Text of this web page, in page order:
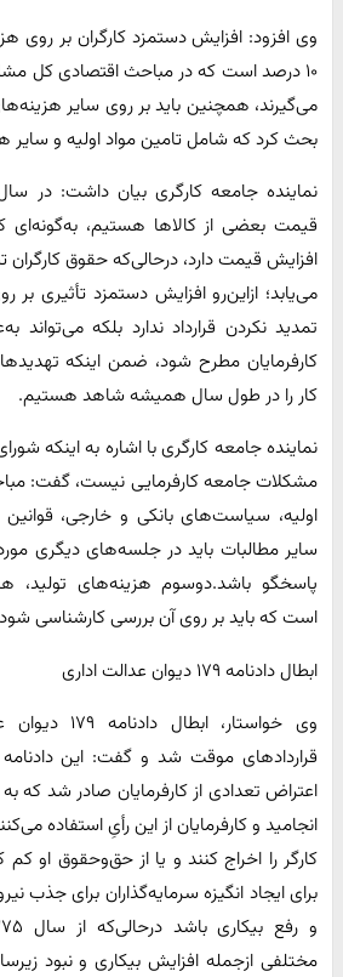
۱۰ درصد است که در مباحث اقتصادی کل
می‌گیرند، همچنین باید بر روی سایر
بحث کرد که شامل تامین مواد اولیه و سایر
نماینده جامعه کارگری بیان داشت: در
افزایش قیمت دارد، درحالی‌که حقوق کارگران
می‌یابد؛ ازاین‌رو افزایش دستمزد تأثیری بر
تمدید نکردن قرارداد ندارد بلکه می‌تواند
کارفرمایان مطرح شود، ضمن اینکه
کار را در طول سال همیشه شاهد هستیم.
نماینده جامعه کارگری با اشاره به اینکه
مشکلات جامعه کارفرمایی نیست، گفت:
اولیه، سیاست‌های بانکی و خارجی،
سایر مطالبات باید در جلسه‌های دیگری
پاسخگو باشد.دوسوم هزینه‌های تولید،
است که باید بر روی آن بررسی کارشناسی
ابطال دادنامه ۱۷۹ دیوان عدالت اداری
وی خواستار،
اعتراض تعدادی از کارفرمایان صادر شد که
انجامید و کارفرمایان از این رأیِ استفاده
کارگر را اخراج کنند و یا از حق‌وحقوق او کم
برای ایجاد انگیزه سرمایه‌گذاران برای
مختلفی ازجمله افزایش بیکاری و نبود